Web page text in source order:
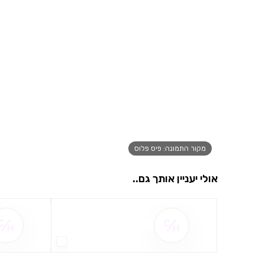
מקור התמונה: פיס פלוס
אולי יעניין אותך גם..